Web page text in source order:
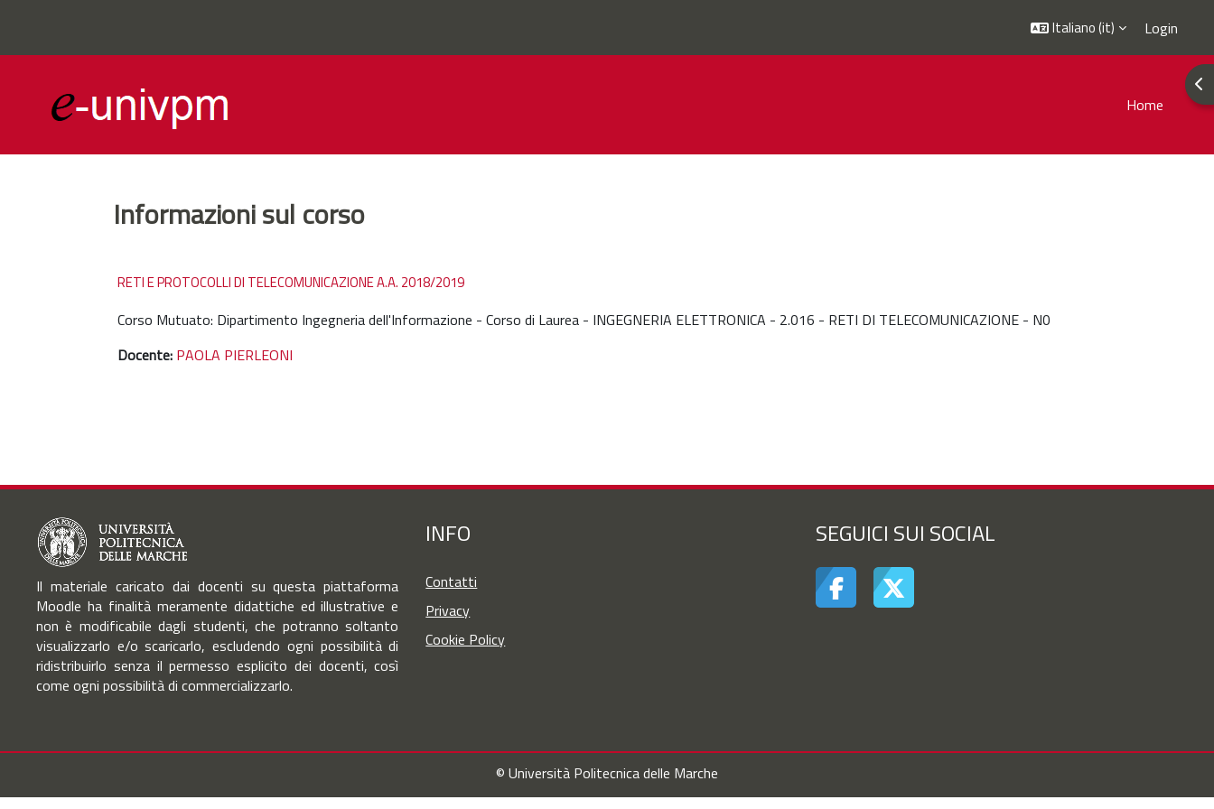
Italiano ‎(it)‎ Login
Home
Informazioni sul corso
RETI E PROTOCOLLI DI TELECOMUNICAZIONE A.A. 2018/2019
Corso Mutuato: Dipartimento Ingegneria dell'Informazione - Corso di Laurea - INGEGNERIA ELETTRONICA - 2.016 - RETI DI TELECOMUNICAZIONE - N0
Docente: PAOLA PIERLEONI
Il materiale caricato dai docenti su questa piattaforma
Moodle ha finalità meramente didattiche ed illustrative e
non è modificabile dagli studenti, che potranno soltanto
visualizzarlo e/o scaricarlo, escludendo ogni possibilità di
ridistribuirlo senza il permesso esplicito dei docenti, così
come ogni possibilità di commercializzarlo.
INFO
Contatti
Privacy
Cookie Policy
SEGUICI SUI SOCIAL
© Università Politecnica delle Marche